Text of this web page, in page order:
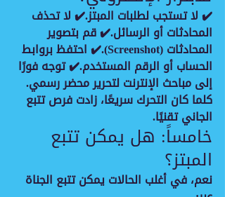
✔️ لا تستجب لطلبات المبتز.✔️ لا تحذف
المحادثات أو الرسائل.✔️ قم بتصوير
المحادثات (Screenshot).✔️ احتفظ بروابط
الحساب أو الرقم المستخدم.✔️ توجه فورًا
إلى مباحث الإنترنت لتحرير محضر رسمي.
كلما كان التحرك سريعًا، زادت فرص تتبع
الجاني تقنيًا.
خامساً: هل يمكن تتبع
المبتز؟
نعم، في أغلب الحالات يمكن تتبع الجناة